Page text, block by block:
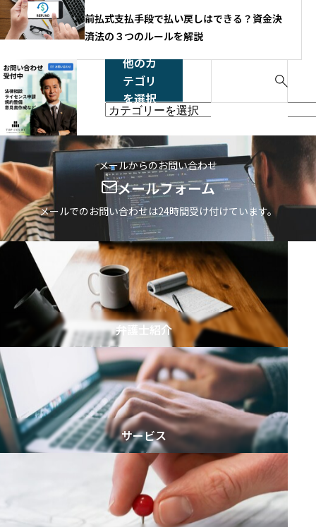
前払式支払手段で払い戻しはできる？資金決
済法の３つのルールを解説
他のカ
テゴリ
を選択
他
カ
テ
ゴ
リ
を
選
択
a
r
c
h
f
o
r
メールからのお問い合わせ
メールフォーム
メールでのお問い合わせは24時間受け付けています。
弁護士紹介
サービス